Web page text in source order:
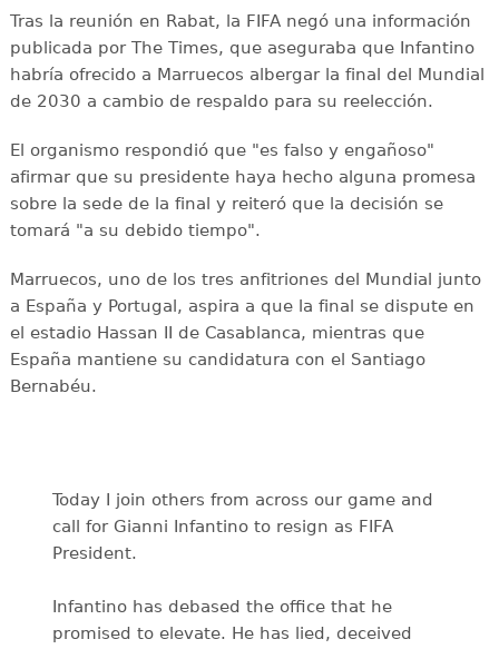
Tras la reunión en Rabat, la FIFA negó una información
publicada por The Times, que aseguraba que Infantino
habría ofrecido a Marruecos albergar la final del Mundial
de 2030 a cambio de respaldo para su reelección.
El organismo respondió que "es falso y engañoso"
afirmar que su presidente haya hecho alguna promesa
sobre la sede de la final y reiteró que la decisión se
tomará "a su debido tiempo".
Marruecos, uno de los tres anfitriones del Mundial junto
a España y Portugal, aspira a que la final se dispute en
el estadio Hassan II de Casablanca, mientras que
España mantiene su candidatura con el Santiago
Bernabéu.
Today I join others from across our game and
call for Gianni Infantino to resign as FIFA
President.
Infantino has debased the office that he
promised to elevate. He has lied, deceived